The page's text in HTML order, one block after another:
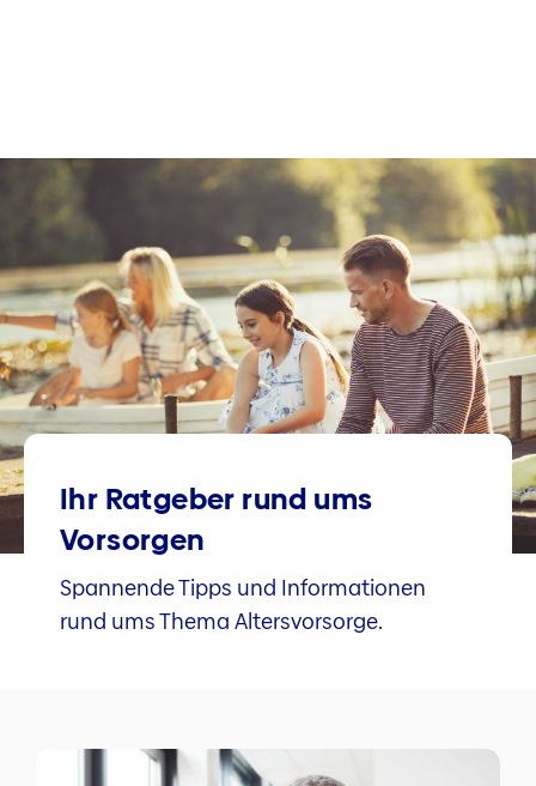
Ihr Ratgeber rund ums
Vorsorgen
Spannende Tipps und Informationen
rund ums Thema Altersvorsorge.